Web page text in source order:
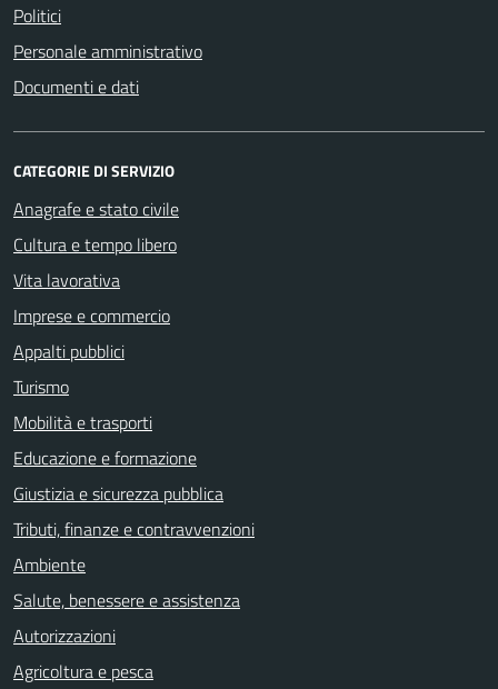
Politici
Personale amministrativo
Documenti e dati
CATEGORIE DI SERVIZIO
Anagrafe e stato civile
Cultura e tempo libero
Vita lavorativa
Imprese e commercio
Appalti pubblici
Turismo
Mobilità e trasporti
Educazione e formazione
Giustizia e sicurezza pubblica
Tributi, finanze e contravvenzioni
Ambiente
Salute, benessere e assistenza
Autorizzazioni
Agricoltura e pesca